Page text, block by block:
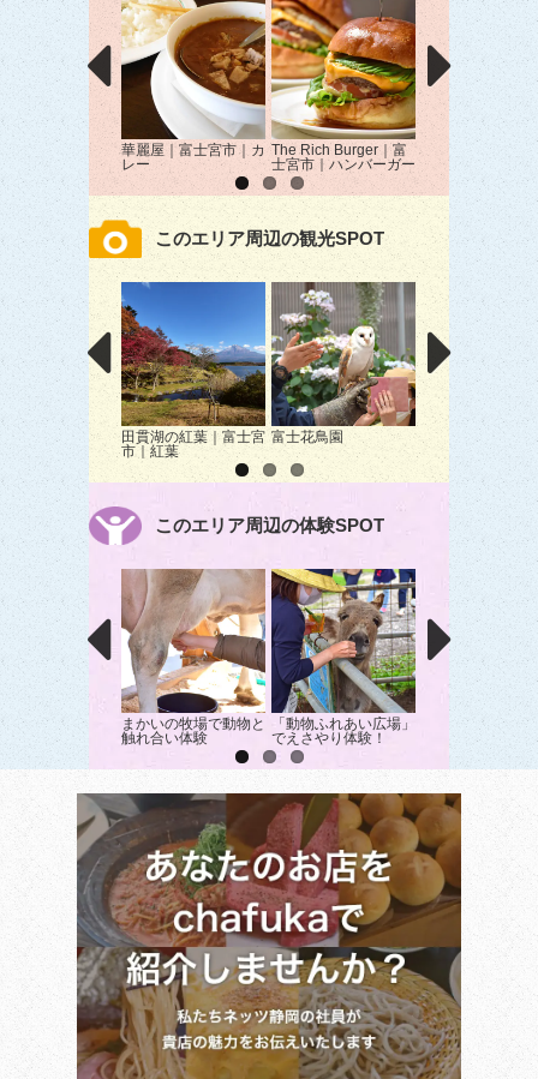
華麗屋｜富士宮市｜カ
レー
The Rich Burger｜富
士宮市｜ハンバーガー
居酒屋 福聚｜
市｜居酒屋
このエリア周辺の観光SPOT
田貫湖の紅葉｜富士宮
市｜紅葉
富士花鳥園
奇石博物館｜富
｜博物館
このエリア周辺の体験SPOT
まかいの牧場で動物と
触れ合い体験
「動物ふれあい広場」
でえさやり体験！
富士山の麓で芋
作り！